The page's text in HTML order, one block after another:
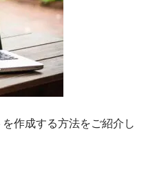
作成する方法をご紹介し